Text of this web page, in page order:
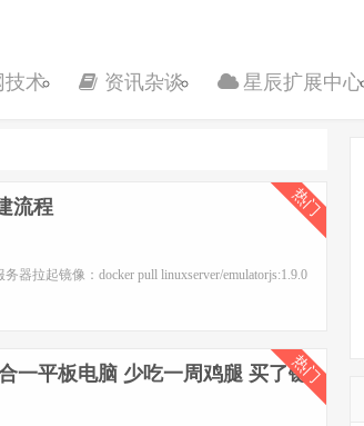
技术 资讯杂谈 星辰扩展中心
流程
器拉起镜像：docker pull linuxserver/emulatorjs:1.9.0
热门
一平板电脑 少吃一周鸡腿 买了键热门